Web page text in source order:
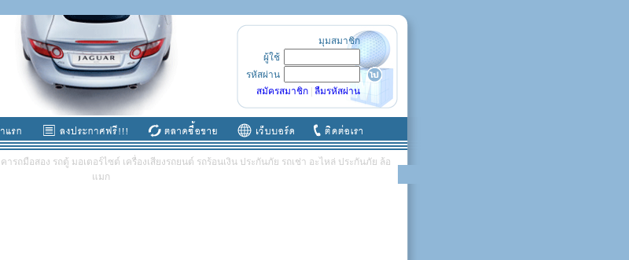
มุมสมาชิก
ผู้ใช้
รหัสผ่าน
สมัครสมาชิก ลืมรหัสผ่าน
รถมือสอง รถตู้ มอเตอร์ไซต์ เครื่องเสียงรถยนต์ รถร้อนเงิน ประกันภัย รถเช่า อะไหล่ ประกันภัย ล้อ
แมก